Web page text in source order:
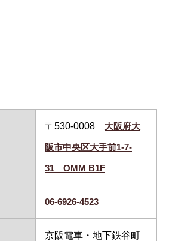
〒530-0008 大阪府大
阪市中央区大手前1-7-
31 OMM B1F
06-6926-4523
京阪電車・地下鉄谷町